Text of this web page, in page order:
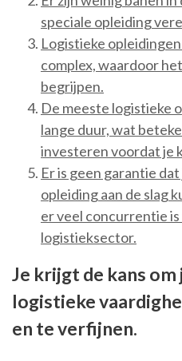
speciale opleiding
Logistieke
complex, waardoor
begrijpen.
De meeste logistieke
lange duur, wat
investeren voordat je
Er is geen garantie
opleiding aan de slag
er veel concurrentie
logistieksector.
Je krijgt de kans om
logistieke
en te verfijnen.